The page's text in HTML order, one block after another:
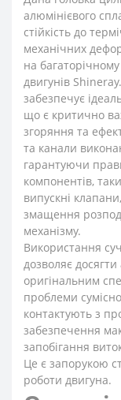
алюмінієвого
стійкість до
механічних
на
двигунів
забезпечує
що є критично
згоряння та
та канали
гарантуючи
компонентів,
випускні
змащення
механізму.
Використання
дозволяє досягти
оригінальним
проблеми
контактують з
забезпечення
запобігання
Це є запорукою
роботи двигуна.